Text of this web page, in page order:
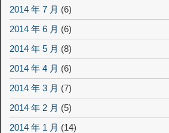
2014 年 7 月 (6)
2014 年 6 月 (6)
2014 年 5 月 (8)
2014 年 4 月 (6)
2014 年 3 月 (7)
2014 年 2 月 (5)
2014 年 1 月 (14)